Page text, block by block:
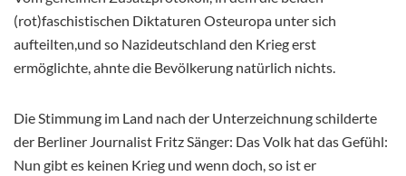
(rot)faschistischen Diktaturen Osteuropa unter sich
aufteilten,und so Nazideutschland den Krieg erst
ermöglichte, ahnte die Bevölkerung natürlich nichts.
Die Stimmung im Land nach der Unterzeichnung schilderte
der Berliner Journalist Fritz Sänger: Das Volk hat das Gefühl:
Nun gibt es keinen Krieg und wenn doch, so ist er